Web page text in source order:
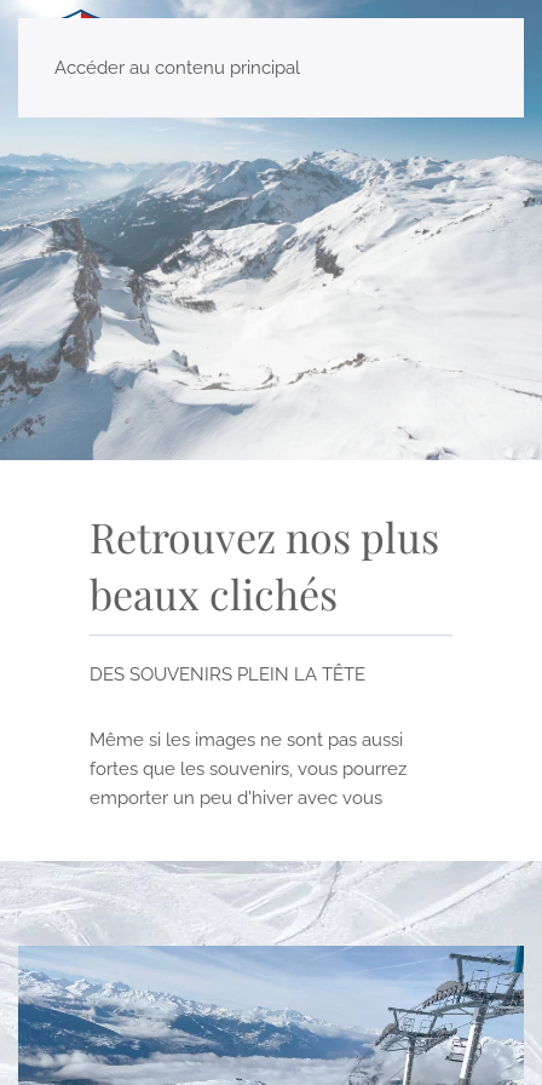
Accéder au contenu principal
Retrouvez nos plus
beaux clichés
DES SOUVENIRS PLEIN LA TÊTE
Même si les images ne sont pas aussi
fortes que les souvenirs, vous pourrez
emporter un peu d'hiver avec vous